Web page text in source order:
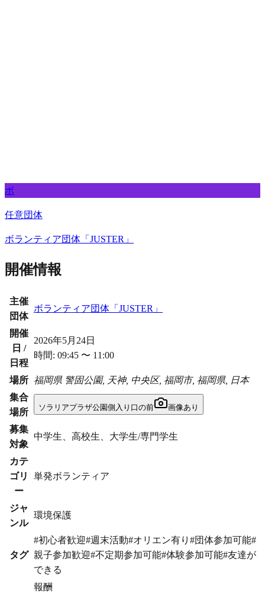
ボ
任意団体
ボランティア団体「JUSTER」
開催情報
主催
団体
ボランティア団体「JUSTER」
開催
日 /
日程
2026年5月24日
時間: 09:45 〜 11:00
場所 福岡県警固公園, 天神, 中央区, 福岡市, 福岡県, 日本
集合
場所
ソラリアプラザ公園側入り口の前 画像あり
募集
対象
中学生、高校生、大学生/専門学生
カテ
ゴリ
ー
単発ボランティア
ジャ
ンル
環境保護
タグ
#初心者歓迎#週末活動#オリエン有り #団体参加可能#
親子参加歓迎#不定期参加可能#体験参加可能#友達が
できる
報酬